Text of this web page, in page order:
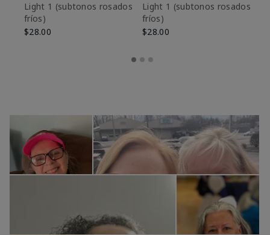
Light 1​ (subtonos rosados
fríos)
$28.00
Light 1​ (subtonos rosados
fríos)
$28.00